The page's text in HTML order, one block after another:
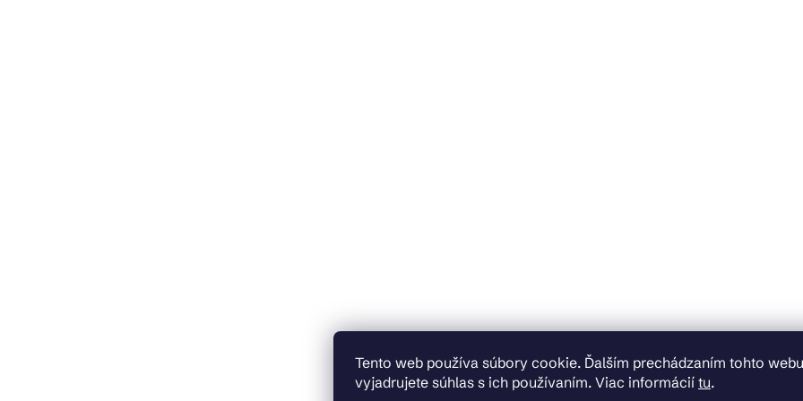
Tento web používa súbory cookie. Ďalším prechádzaním tohto webu
vyjadrujete súhlas s ich používaním. Viac informácií tu.